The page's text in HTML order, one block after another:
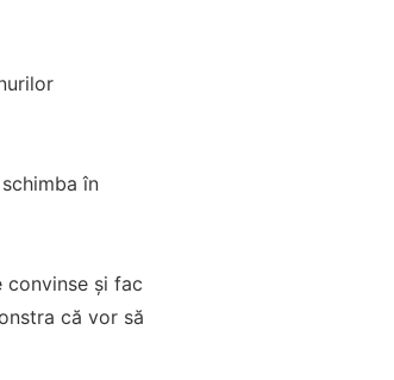
în
convinse și fac
că vor să